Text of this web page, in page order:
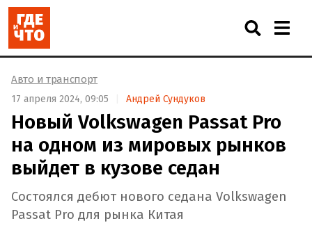
Авто и транспорт
17 апреля 2024, 09:05 Андрей Сундуков
Новый Volkswagen Passat Pro
на одном из мировых рынков
выйдет в кузове седан
Состоялся дебют нового седана Volkswagen
Passat Pro для рынка Китая